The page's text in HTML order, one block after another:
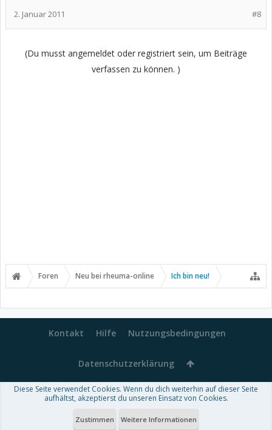
#8
2. Januar 2011
(Du musst angemeldet oder registriert sein, um Beiträge
verfassen zu können. )
Foren Neu bei rheuma-online Ich bin neu!
Kontakt Hilfe Nutzungsbedingungen
Datenschutzerklärung
Forum software by XenForo™-Deutsch von xenDach
Theme designed byThemeHouse
Diese Seite verwendet Cookies. Wenn du dich weiterhin auf dieser Seite
aufhältst, akzeptierst du unseren Einsatz von Cookies.
Zustimmen Weitere Informationen